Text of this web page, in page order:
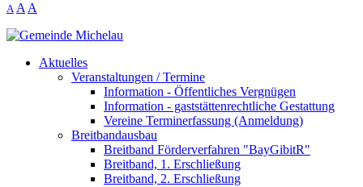
A A A
Aktuelles
Veranstaltungen / Termine
Information - Öffentliches Vergnügen
Information - gaststättenrechtliche Gestattung
Vereine Terminerfassung (Anmeldung)
Breitbandausbau
Breitband Förderverfahren "BayGibitR"
Breitband, 1. Erschließung
Breitband, 2. Erschließung